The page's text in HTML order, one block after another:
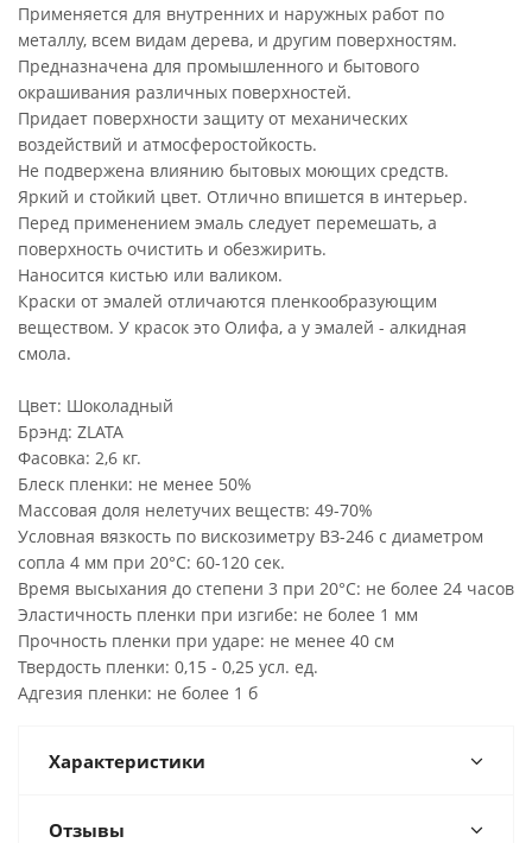
Применяется для внутренних и наружных работ по
металлу, всем видам дерева, и другим поверхностям.
Предназначена для промышленного и бытового
окрашивания различных поверхностей.
Придает поверхности защиту от механических
воздействий и атмосферостойкость.
Не подвержена влиянию бытовых моющих средств.
Яркий и стойкий цвет. Отлично впишется в интерьер.
Перед применением эмаль следует перемешать, а
поверхность очистить и обезжирить.
Наносится кистью или валиком.
Краски от эмалей отличаются пленкообразующим
веществом. У красок это Олифа, а у эмалей - алкидная
смола.
Цвет: Шоколадный
Брэнд: ZLATA
Фасовка: 2,6 кг.
Блеск пленки: не менее 50%
Массовая доля нелетучих веществ: 49-70%
Условная вязкость по вискозиметру ВЗ-246 с диаметром
сопла 4 мм при 20°C: 60-120 сек.
Время высыхания до степени 3 при 20°C: не более 24 часов
Эластичность пленки при изгибе: не более 1 мм
Прочность пленки при ударе: не менее 40 см
Твердость пленки: 0,15 - 0,25 усл. ед.
Адгезия пленки: не более 1 б
Характеристики
Отзывы